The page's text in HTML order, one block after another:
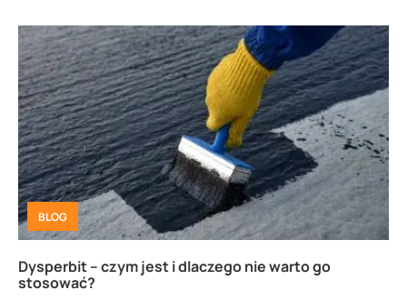
BLOG
Dysperbit – czym jest i dlaczego nie warto go
stosować?